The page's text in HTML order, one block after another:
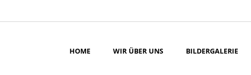
HOME WIR ÜBER UNS BILDERGALERIE